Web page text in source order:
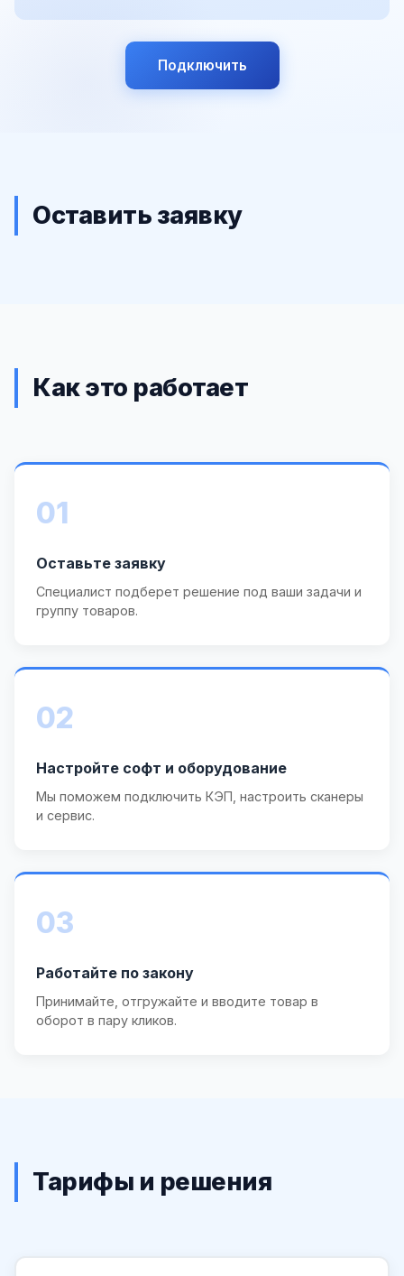
Подключить
Оставить заявку
Как это работает
01
Оставьте заявку
Специалист подберет решение под ваши задачи и
группу товаров.
02
Настройте софт и оборудование
Мы поможем подключить КЭП, настроить сканеры
и сервис.
03
Работайте по закону
Принимайте, отгружайте и вводите товар в
оборот в пару кликов.
Тарифы и решения